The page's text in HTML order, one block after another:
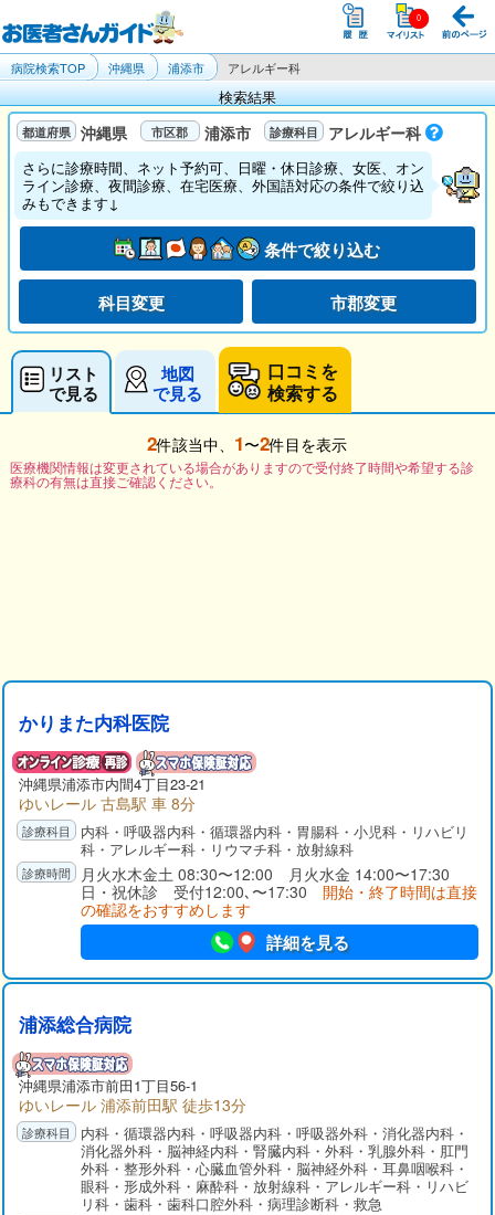
病院検索TOP 沖縄県 浦添市 アレルギー科
検索結果
沖縄県 浦添市 アレルギー科
さらに診療時間、ネット予約可、日曜・休日診療、女医、オン
ライン診療、夜間診療、在宅医療、外国語対応の条件で絞り込
みもできます↓
条件で絞り込む
科目変更 市郡変更
リスト
で見る
地図
で見る
口コミを
検索する
2件該当中、 1〜2件目を表示
医療機関情報は変更されている場合がありますので受付終了時間や希望する診
療科の有無は直接ご確認ください。
かりまた内科医院
沖縄県浦添市内間4丁目23-21
ゆいレール 古島駅 車 8分
内科・呼吸器内科・循環器内科・胃腸科・小児科・リハビリ
科・アレルギー科・リウマチ科・放射線科
月火水木金土 08:30〜12:00 月火水金 14:00〜17:30
日・祝休診 受付12:00､〜17:30 開始・終了時間は直接
の確認をおすすめします
詳細を見る
浦添総合病院
沖縄県浦添市前田1丁目56-1
ゆいレール 浦添前田駅 徒歩13分
内科・循環器内科・呼吸器内科・呼吸器外科・消化器内科・
消化器外科・脳神経内科・腎臓内科・外科・乳腺外科・肛門
外科・整形外科・心臓血管外科・脳神経外科・耳鼻咽喉科・
眼科・形成外科・麻酔科・放射線科・アレルギー科・リハビ
リ科・歯科・歯科口腔外科・病理診断科・救急